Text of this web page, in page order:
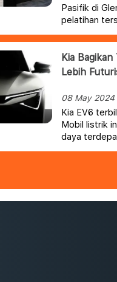
Pasifik di
pelatihan
persegi ini
Kia
Lebih
08 May 2024
Kia EV6
Mobil listrik
daya